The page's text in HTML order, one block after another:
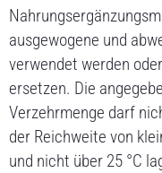
ausgewogene und
verwendet werden
ersetzen. Die
Verzehrmenge darf
der Reichweite von
und nicht über 25 °C